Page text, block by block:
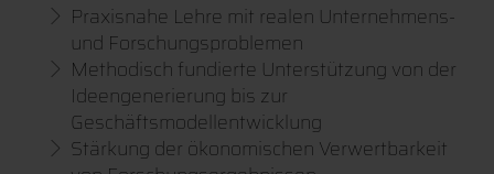
Praxisnahe Lehre mit realen Unternehmens-
und Forschungsproblemen
Methodisch fundierte Unterstützung von der
Ideengenerierung bis zur
Geschäftsmodellentwicklung
Stärkung der ökonomischen Verwertbarkeit